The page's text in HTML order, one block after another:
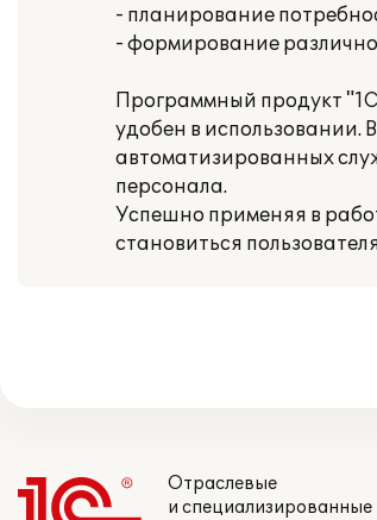
- планирование
- формирование
Программный продукт
удобен в использовании.
автоматизированных
персонала.
Успешно применяя в
становиться
Отраслевые
и специализированные